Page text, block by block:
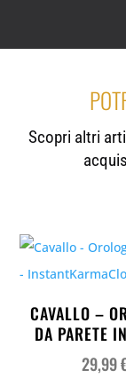
Scopri altri
CAVALLO –
DA PARETE
29,99